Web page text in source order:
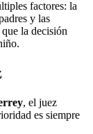
factores: la
y las
la decisión
, el juez
es siempre